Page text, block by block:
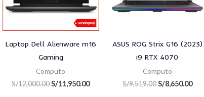
Laptop Dell Alienware m16
Gaming
Computo
S/12,000.00S/11,950.00
ASUS ROG Strix G16 (2023)
i9 RTX 4070
Computo
S/9,519.00S/8,650.00